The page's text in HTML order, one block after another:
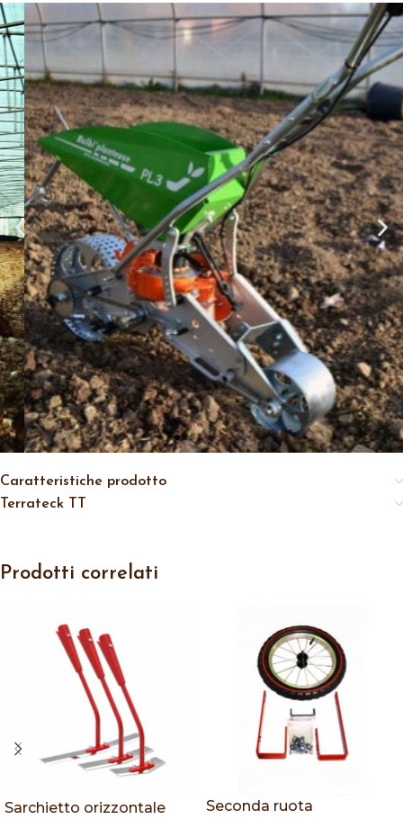
Caratteristiche prodotto
Terrateck TT
Prodotti correlati
Sarchietto orizzontale Seconda ruota